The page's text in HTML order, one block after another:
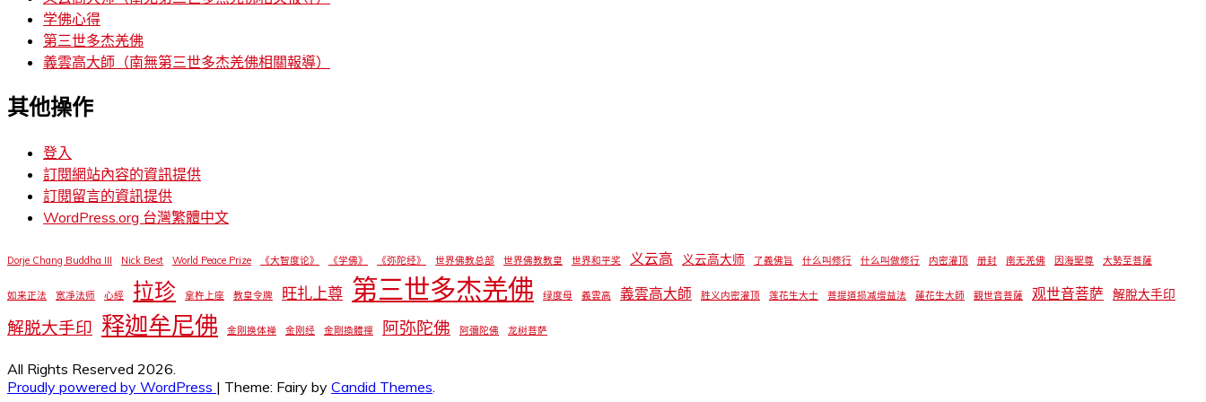
学佛心得
第三世多杰羌佛
義雲高大師（南無第三世多杰羌佛相關報導）
其他操作
登入
訂閱網站內容的資訊提供
訂閱留言的資訊提供
WordPress.org 台灣繁體中文
Dorje Chang Buddha III Nick Best World Peace Prize 《大智度论》 《学佛》 《弥陀经》 世界佛教总部 世界佛教教皇 世界和平奖 义云高 义云高大师 了義佛旨 什么叫修行 什么叫做修行 内密灌顶 册封 南无羌佛 因海聖尊 大勢至菩薩
如来正法 宽凈法师 心經 拉珍 拿杵上座 教皇令牌 旺扎上尊 第三世多杰羌佛 绿度母 義雲高 義雲高大師 胜义内密灌顶 莲花生大士 菩提道损减增益法 蓮花生大師 觀世音菩薩 观世音菩萨 解脫大手印
解脱大手印 释迦牟尼佛 金刚换体禅 金刚经 金剛換體禪 阿弥陀佛 阿彌陀佛 龙树菩萨
All Rights Reserved 2026.
Proudly powered by WordPress | Theme: Fairy by Candid Themes.